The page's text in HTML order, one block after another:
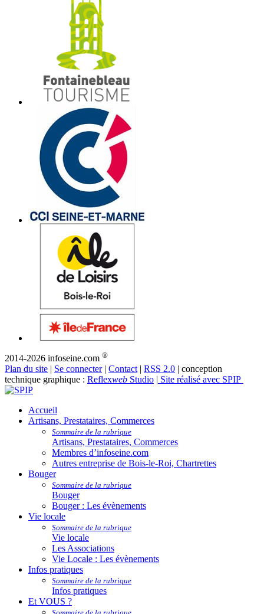
2014-2026 infoseine.com ®
Plan du site | Se connecter| Contact | RSS 2.0 | conception
technique graphique : Reflexweb Studio | Site réalisé avec SPIP
Accueil
Artisans, Prestataires, Commerces
Sommaire de la rubrique
Artisans, Prestataires, Commerces
Membres d’infoseine.com
Autres entreprise de Bois-le-Roi, Chartrettes
Bouger
Sommaire de la rubrique
Bouger
Bouger : Les évènements
Vie locale
Sommaire de la rubrique
Vie locale
Les Associations
Vie Locale : Les évènements
Infos pratiques
Sommaire de la rubrique
Infos pratiques
Et VOUS ?